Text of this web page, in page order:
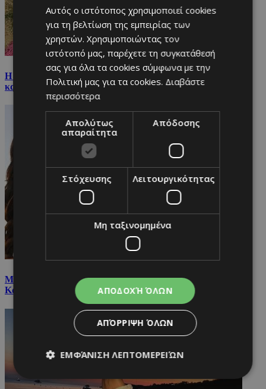
Η Αφροδίτη Δερματά φόρεσε το πιο «sunset» φόρεμα του
καλοκαιριού
Με δημιουργία Ελληνίδας σχεδιάστριας η Έβελυν
Καζαντζόγλου
Αυτός ο ιστότοπος χρησιμοποιεί cookies
για τη βελτίωση της εμπειρίας των
χρηστών. Χρησιμοποιώντας τον
ιστότοπό μας, παρέχετε τη συγκατάθεσή
σας για όλα τα cookies σύμφωνα με την
Πολιτική μας για τα cookies. Διαβάστε
περισσότερα
Απολύτως
απαραίτητα
Απόδοσης
Στόχευσης Λειτουργικότητας
Μη ταξινομημένα
ΑΠΟΔΟΧΉ ΌΛΩΝ
ΑΠΌΡΡΙΨΗ ΌΛΩΝ
ΕΜΦΆΝΙΣΗ ΛΕΠΤΟΜΕΡΕΙΏΝ